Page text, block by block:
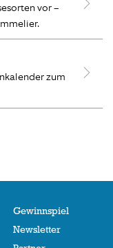
vor –
zum
Gewinnspiel
Newsletter